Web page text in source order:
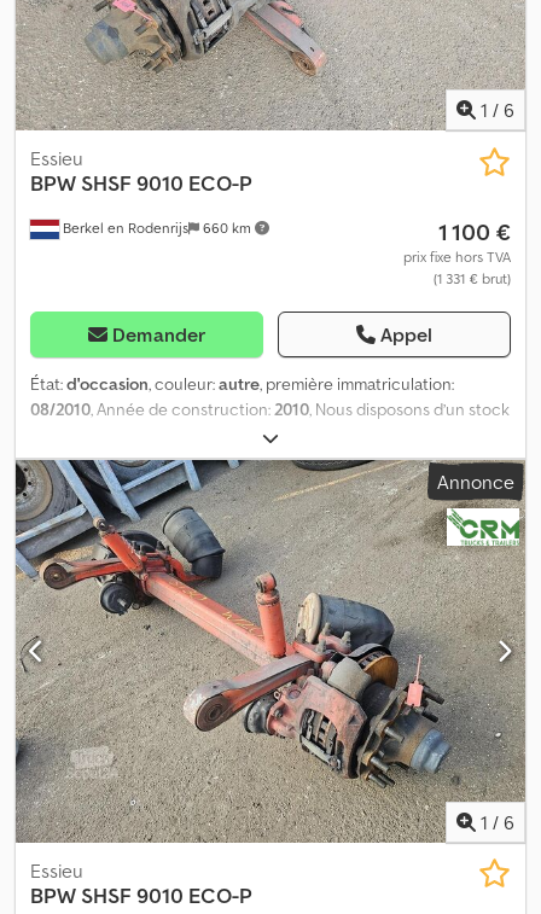
1 / 6
Berkel en Rodenrijs 660 km
Essieu
BPW SHSF 9010 ECO-P
1 100 €
prix fixe hors TVA
(1 331 € brut)
Demander Appel
État:d'occasion, couleur:autre, première immatriculation:
08/2010, Année de construction:2010, Nous disposons d’un stock
de plus de 100 essieux. Dedpfezrr R Ajx Ahyskr Veuillez nous
contacter si vous ne trouvez pas ce que vous recherchez. = Plus
d’informations = Numéro de série : NO TEMPLATE
Annonce
1 / 6
Essieu
BPW SHSF 9010 ECO-P